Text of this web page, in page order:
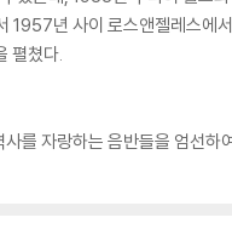
1957년 사이 로스앤젤레스
펼쳤다.
를 자랑하는 음반들을 엄선하